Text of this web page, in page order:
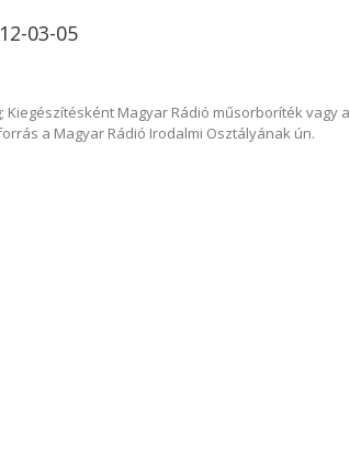
03-05
Kiegészítésként Magyar Rádió műsorboríték vagy a
a Magyar Rádió Irodalmi Osztályának ún.